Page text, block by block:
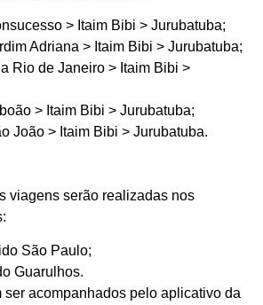
> Itaim Bibi > Jurubatuba;
Adriana > Itaim Bibi > Jurubatuba;
Rio de Janeiro > Itaim Bibi >
> Itaim Bibi > Jurubatuba;
João > Itaim Bibi > Jurubatuba.
viagens serão realizadas nos
São Paulo;
Guarulhos.
ser acompanhados pelo aplicativo da